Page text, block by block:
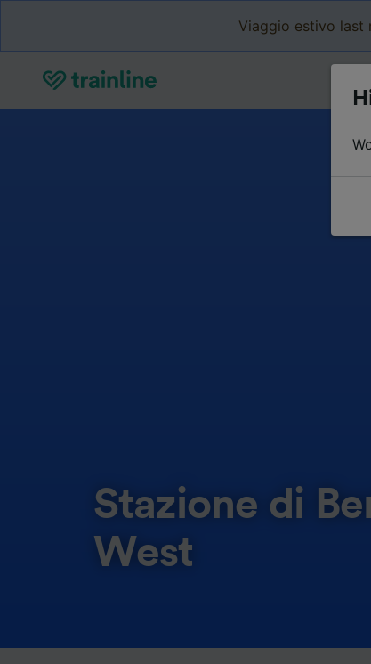
Viaggio estivo last
Stazione di
West